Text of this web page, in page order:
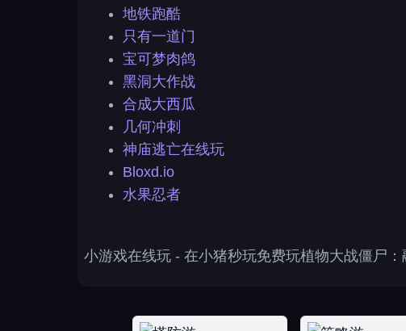
地铁跑酷
只有一道门
宝可梦肉鸽
黑洞大作战
合成大西瓜
几何冲刺
神庙逃亡在线玩
Bloxd.io
水果忍者
小游戏在线玩 - 在小猪秒玩免费玩植物大战僵尸